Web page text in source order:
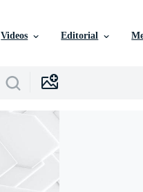
Videos Editorial